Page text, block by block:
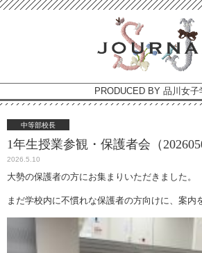
PRODUCED BY 品川女子
中等部校長
1年生授業参観・保護者会（
2026.5.10
大勢の保護者の方にお集まりいただきました。
まだ学校内に不慣れな保護者の方向けに、案内